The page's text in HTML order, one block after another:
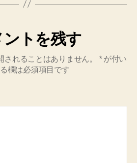
ントを残す
されることはありません。 *が付い
欄は必須項目です